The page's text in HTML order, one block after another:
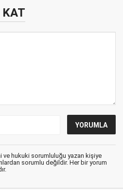
KAT
ve hukuki sorumluluğu yazan kişiye
sorumlu değildir. Her bir yorum